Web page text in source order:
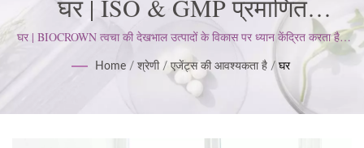
घर | ISO & GMP प्रमाणित
स्किनकेयर निर्माता 1977 से |
BIOCROWN
घर | BIOCROWN त्वचा की देखभाल उत्पादों के विकास पर ध्यान केंद्रित करता है।
हम ISO22716 और गुड मैन्युफैक्चरिंग प्रैक्टिसेज (GMP) मानकों का पालन करते हैं;
ग्राहक की अपेक्षाओं को पूरा करने के लिए एक सख्त दृष्टिकोण बनाए रखते हैं।
Home / श्रेणी / एजेंट्स की आवश्यकता है / घर